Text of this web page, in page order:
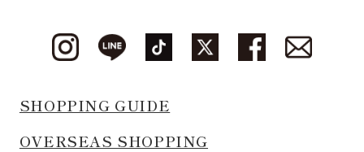
SHOPPING GUIDE
OVERSEAS SHOPPING